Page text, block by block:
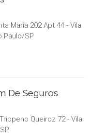
Maria 202 Apt 44 - Vila
Paulo/SP
De Seguros
Queiroz 72 - Vila
SP